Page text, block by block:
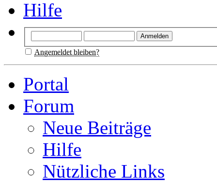
Hilfe
Angemeldet bleiben?
Portal
Forum
Neue Beiträge
Hilfe
Nützliche Links